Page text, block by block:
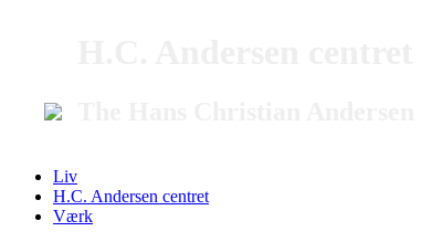
Liv
H.C. Andersen centret
Værk